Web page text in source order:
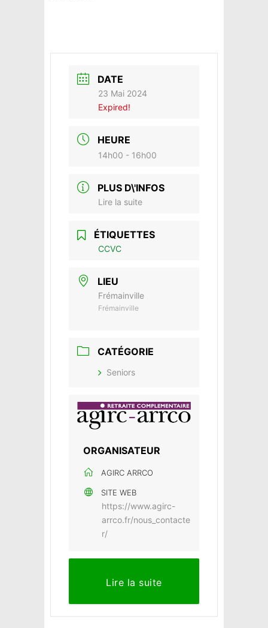
DATE
23 Mai 2024
Expired!
HEURE
14h00 - 16h00
PLUS D\'INFOS
Lire la suite
ÉTIQUETTES
CCVC
LIEU
Frémainville
Frémainville
CATÉGORIE
Seniors
ORGANISATEUR
AGIRC ARRCO
SITE WEB
https://www.agirc-
arrco.fr/nous_contacte
r/
Lire la suite